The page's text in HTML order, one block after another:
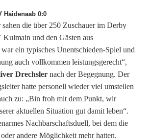
Haidenaab 0:0
die über 250 Zuschauer im Derby
Kulmain und den Gästen aus
ein typisches Unentschieden-Spiel und
auch vollkommen leistungsgerecht“,
Drechsler nach der Begegnung. Der
hatte personell wieder viel umstellen
zu: „Bin froh mit dem Punkt, wir
aktuellen Situation gut damit leben“.
Nachbarschaftsduell, bei dem die
andere Möglichkeit mehr hatten.